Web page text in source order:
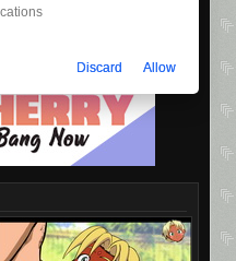
Discard Allow